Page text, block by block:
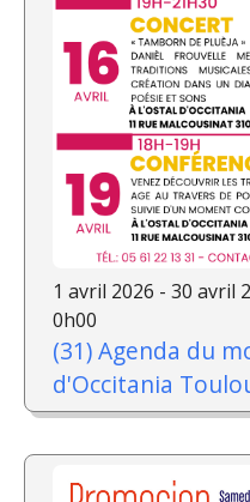
1 avril 2026 - 30 avril
0h00
(31) Agenda du
d'Occitania